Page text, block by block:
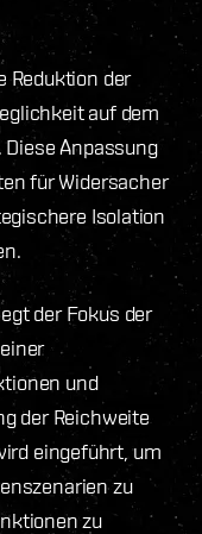
Reduktion der
auf dem
Anpassung
für Widersacher
Isolation
der Fokus der
und
der Reichweite
eingeführt, um
zu
zu